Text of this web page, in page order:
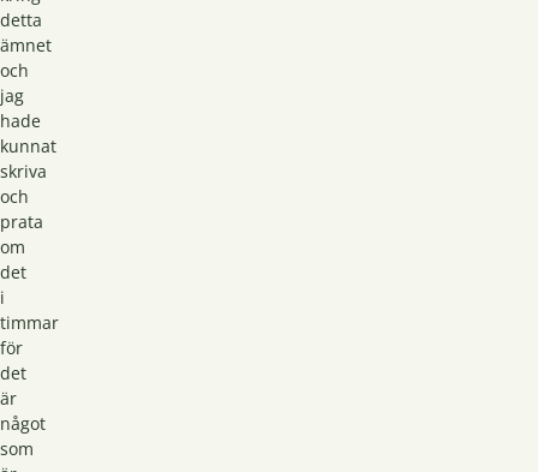
detta
ämnet
och
jag
hade
kunnat
skriva
och
prata
om
det
i
timmar
för
det
är
något
som